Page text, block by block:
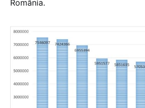
România.